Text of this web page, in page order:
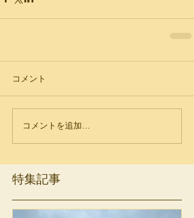
コメント
コメントを追加…
特集記事